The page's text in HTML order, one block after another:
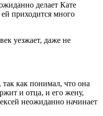
делает Кате
приходится много
уезжает, даже не
как понимал, что она
и отца, и его жену,
неожиданно начинает